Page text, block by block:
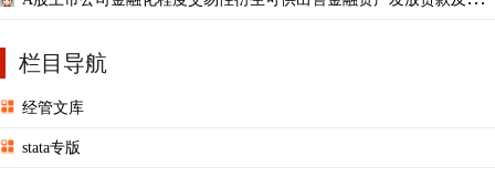
栏目导航
经管文库
stata专版